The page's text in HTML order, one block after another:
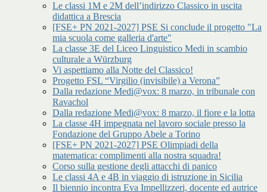
Le classi 1M e 2M dell’indirizzo Classico in uscita
didattica a Brescia
[FSE+ PN 2021-2027] PSE Si conclude il progetto "La
mia scuola come galleria d'arte"
La classe 3E del Liceo Linguistico Medi in scambio
culturale a Würzburg
Vi aspettiamo alla Notte del Classico!
Progetto FSL “Virgilio (invisibile) a Verona”
Dalla redazione Medi@vox: 8 marzo, in tribunale con
Ravachol
Dalla redazione Medi@vox: 8 marzo, il fiore e la lotta
La classe 4H impegnata nel lavoro sociale presso la
Fondazione del Gruppo Abele a Torino
[FSE+ PN 2021-2027] PSE Olimpiadi della
matematica: complimenti alla nostra squadra!
Corso sulla gestione degli attacchi di panico
Le classi 4A e 4B in viaggio di istruzione in Sicilia
Il biennio incontra Eva Impellizzeri, docente ed autrice